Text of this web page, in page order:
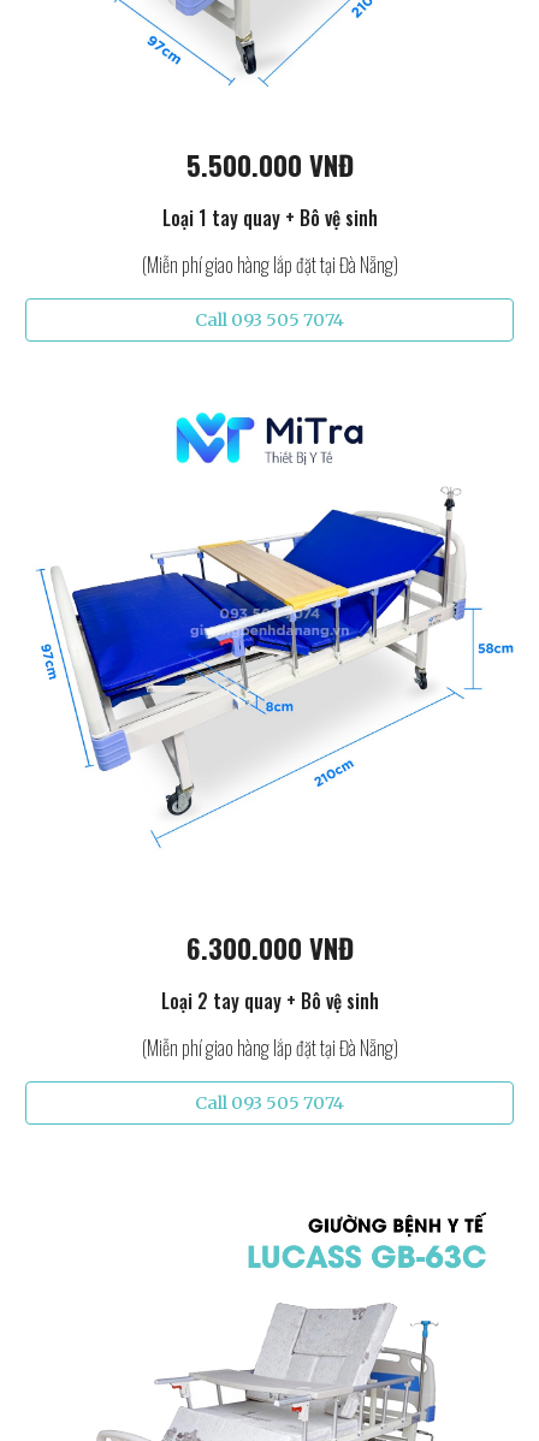
5.500.000 VNĐ
Loại 1 tay quay + Bô vệ sinh
(Miễn phí giao hàng lắp đặt tại Đà Nẵng)
Call 093 505 7074
6.300.000 VNĐ
Loại 2 tay quay + Bô vệ sinh
(Miễn phí giao hàng lắp đặt tại Đà Nẵng)
Call 093 505 7074